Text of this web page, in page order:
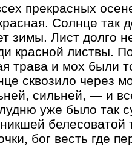
прекрасных
Солнце так
зимы. Лист долго
красной листвы.
трава и мох были
сквозило через
сильней, — и
уже было так
белесоватой
бог весть где